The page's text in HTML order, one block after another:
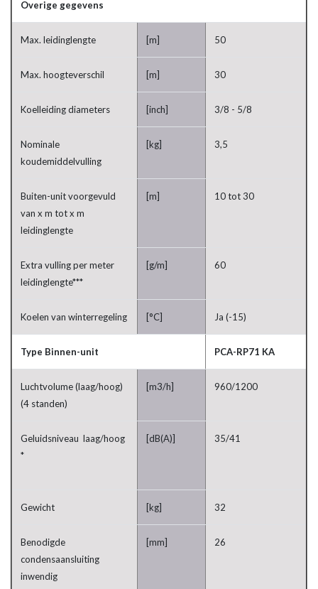
Overige gegevens
Max. leidinglengte [m] 50
Max. hoogteverschil [m] 30
Koelleiding diameters [inch] 3/8 - 5/8
Nominale
koudemiddelvulling
[kg] 3,5
Buiten-unit voorgevuld
van x m tot x m
leidinglengte
[m] 10 tot 30
Extra vulling per meter
leidinglengte***
[g/m] 60
Koelen van winterregeling [°C] Ja (-15)
Type Binnen-unit PCA-RP71 KA
Luchtvolume (laag/hoog)
(4 standen)
[m3/h] 960/1200
Geluidsniveau laag/hoog
*
[dB(A)] 35/41
Gewicht [kg] 32
Benodigde
condensaansluiting
inwendig
[mm] 26